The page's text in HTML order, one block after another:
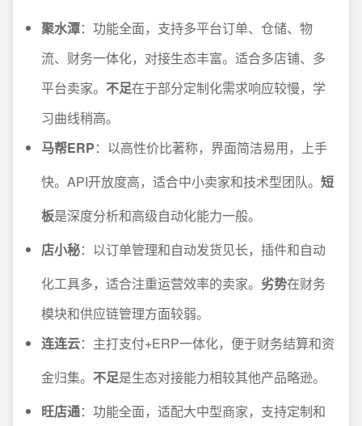
聚水潭：功能全面，支持多平台订单、仓储、物
流、财务一体化，对接生态丰富。适合多店铺、多
平台卖家。 不足在于部分定制化需求响应较慢，学
习曲线稍高。
马帮ERP：以高性价比著称，界面简洁易用，上手
快。API开放度高，适合中小卖家和技术型团队。 短
板是深度分析和高级自动化能力一般。
店小秘：以订单管理和自动发货见长，插件和自动
化工具多，适合注重运营效率的卖家。 劣势在财务
模块和供应链管理方面较弱。
连连云：主打支付+ERP一体化，便于财务结算和资
金归集。 不足是生态对接能力相较其他产品略逊。
旺店通：功能全面，适配大中型商家，支持定制和